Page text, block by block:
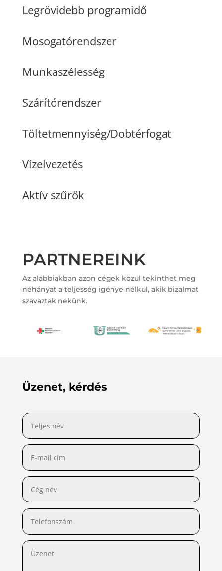
Legrövidebb programidő
Mosogatórendszer
Munkaszélesség
Szárítórendszer
Töltetmennyiség/Dobtérfogat
Vízelvezetés
Aktív szűrők
PARTNEREINK
Az alábbiakban azon cégek közül tekinthet meg
néhányat a teljesség igénye nélkül, akik bizalmat
szavaztak nekünk.
Üzenet, kérdés